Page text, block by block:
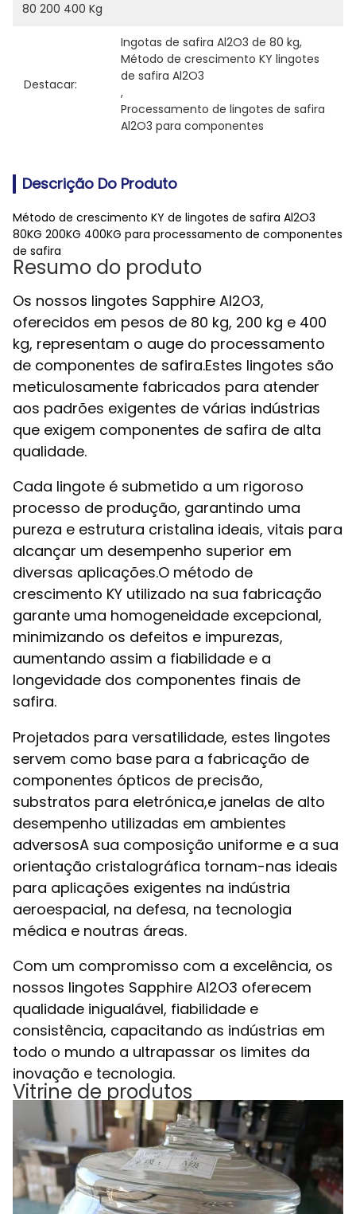
80 200 400 Kg
Destacar:
Ingotas de safira Al2O3 de 80 kg,
Método de crescimento KY lingotes
de safira Al2O3
,
Processamento de lingotes de safira
Al2O3 para componentes
Descrição Do Produto
Método de crescimento KY de lingotes de safira Al2O3
80KG 200KG 400KG para processamento de componentes
de safira
Resumo do produto
Os nossos lingotes Sapphire Al2O3,
oferecidos em pesos de 80 kg, 200 kg e 400
kg, representam o auge do processamento
de componentes de safira.Estes lingotes são
meticulosamente fabricados para atender
aos padrões exigentes de várias indústrias
que exigem componentes de safira de alta
qualidade.
Cada lingote é submetido a um rigoroso
processo de produção, garantindo uma
pureza e estrutura cristalina ideais, vitais para
alcançar um desempenho superior em
diversas aplicações.O método de
crescimento KY utilizado na sua fabricação
garante uma homogeneidade excepcional,
minimizando os defeitos e impurezas,
aumentando assim a fiabilidade e a
longevidade dos componentes finais de
safira.
Projetados para versatilidade, estes lingotes
servem como base para a fabricação de
componentes ópticos de precisão,
substratos para eletrónica,e janelas de alto
desempenho utilizadas em ambientes
adversosA sua composição uniforme e a sua
orientação cristalográfica tornam-nas ideais
para aplicações exigentes na indústria
aeroespacial, na defesa, na tecnologia
médica e noutras áreas.
Com um compromisso com a excelência, os
nossos lingotes Sapphire Al2O3 oferecem
qualidade inigualável, fiabilidade e
consistência, capacitando as indústrias em
todo o mundo a ultrapassar os limites da
inovação e tecnologia.
Vitrine de produtos